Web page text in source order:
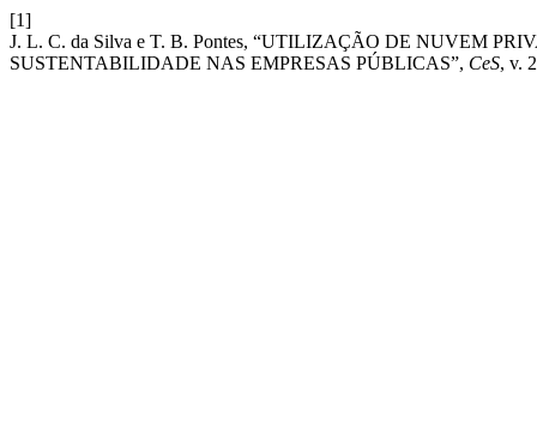
[1]
J. L. C. da Silva e T. B. Pontes, “UTILIZAÇÃO DE NUVEM
SUSTENTABILIDADE NAS EMPRESAS PÚBLICAS”, CeS, v.